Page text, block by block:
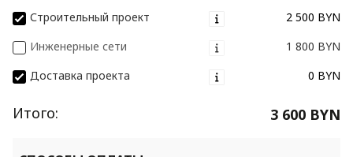
Строительный проект
2 500 BYN
Инженерные сети
1 800 BYN
Доставка проекта
0 BYN
Итого: 3 600 BYN